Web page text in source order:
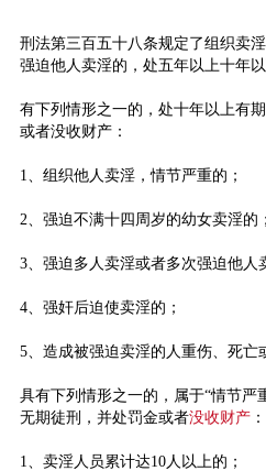
刑法第三百五十八条规定了组织卖
强迫他人卖淫的，处五年以上十年
有下列情形之一的，处十年以上有
或者没收财产：
1、组织他人卖淫，情节严重的；
2、强迫不满十四周岁的幼女卖淫的；
3、强迫多人卖淫或者多次强迫他人
4、强奸后迫使卖淫的；
5、造成被强迫卖淫的人重伤、死亡
具有下列情形之一的，属于“情节严
无期徒刑，并处罚金或者没收财产：
1、卖淫人员累计达10人以上的；